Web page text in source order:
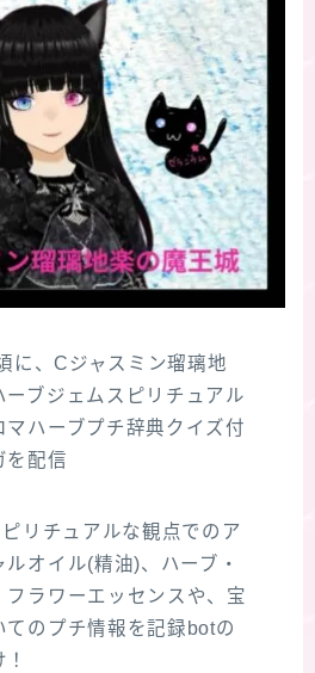
に、Cジャスミン瑠璃地
ブジェムスピリチュアル
マハーブプチ辞典クイズ付
を配信
リチュアルな観点でのア
オイル(精油)、ハーブ・
フラワーエッセンスや、宝
てのプチ情報を記録botの